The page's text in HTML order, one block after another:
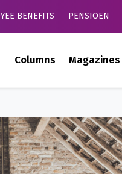
BENEFITS PENSIOEN
Columns Magazines